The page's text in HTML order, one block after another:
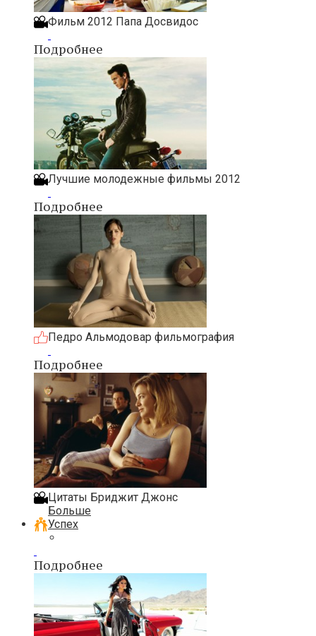
Фильм 2012 Папа Досвидос
Подробнее
Лучшие молодежные фильмы 2012
Подробнее
Педро Альмодовар фильмография
Подробнее
Цитаты Бриджит Джонс
Больше
Успех
Подробнее